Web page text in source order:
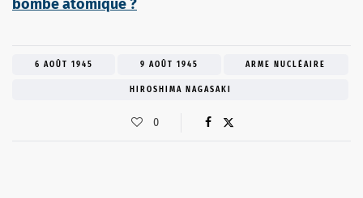
bombe atomique ?
6 AOÛT 1945 9 AOÛT 1945 ARME NUCLÉAIRE
HIROSHIMA NAGASAKI
0